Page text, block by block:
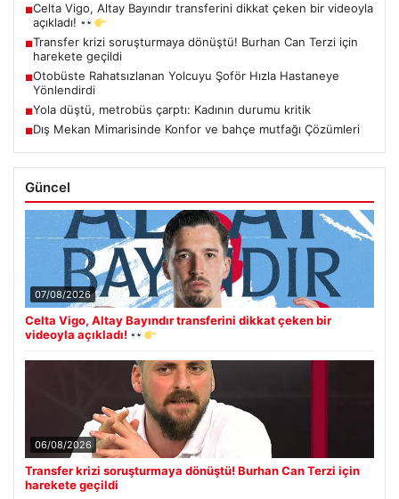
■Celta Vigo, Altay Bayındır transferini dikkat çeken bir videoyla
açıkladı!
■Transfer krizi soruşturmaya dönüştü! Burhan Can Terzi için
harekete geçildi
■Otobüste Rahatsızlanan Yolcuyu Şoför Hızla Hastaneye
Yönlendirdi
■Yola düştü, metrobüs çarptı: Kadının durumu kritik
■Dış Mekan Mimarisinde Konfor ve bahçe mutfağı Çözümleri
Güncel
07/08/2026
Celta Vigo, Altay Bayındır transferini dikkat çeken bir
videoyla açıkladı!
06/08/2026
Transfer krizi soruşturmaya dönüştü! Burhan Can Terzi için
harekete geçildi